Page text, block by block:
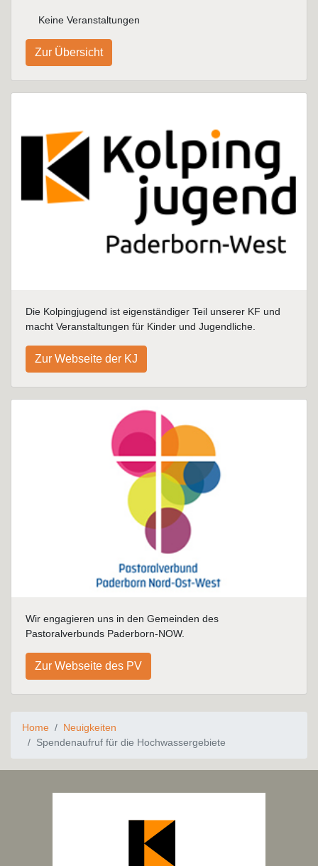
Keine Veranstaltungen
Zur Übersicht
Die Kolpingjugend ist eigenständiger Teil unserer KF und
macht Veranstaltungen für Kinder und Jugendliche.
Zur Webseite der KJ
Wir engagieren uns in den Gemeinden des
Pastoralverbunds Paderborn-NOW.
Zur Webseite des PV
Home
Neuigkeiten
Spendenaufruf für die Hochwassergebiete